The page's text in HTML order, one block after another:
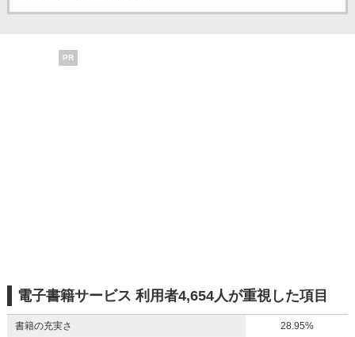
PR
電子書籍サービス 利用者4,654人が重視した項目
書籍の充実さ 28.95%